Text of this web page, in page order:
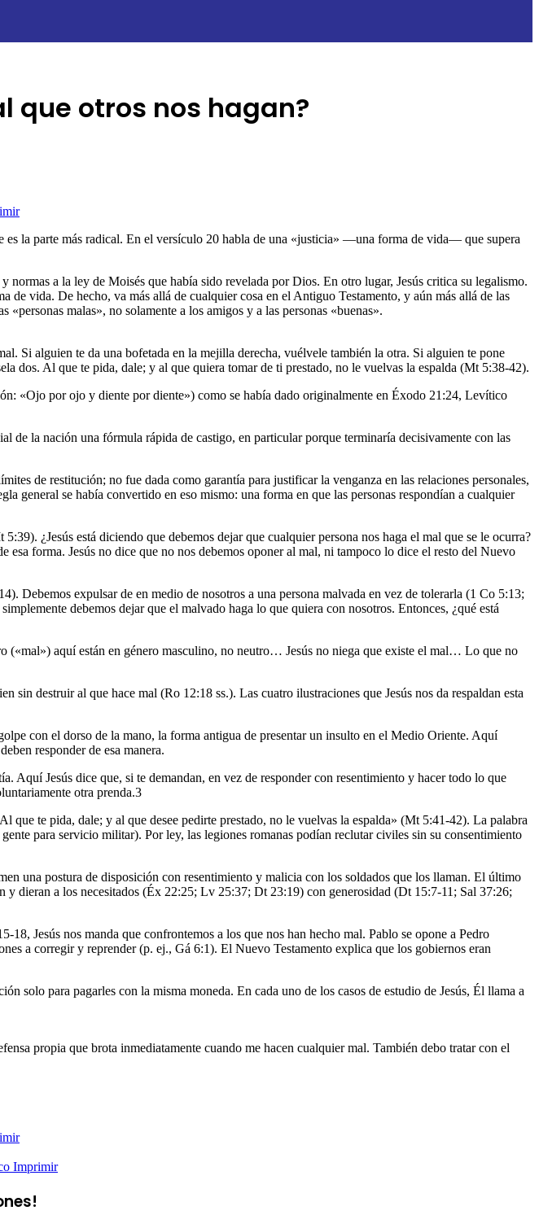
que otros nos hagan?
la parte más radical. En el versículo 20 habla de una «justicia» —una forma de vida— que supera
a la ley de Moisés que había sido revelada por Dios. En otro lugar, Jesús critica su legalismo.
vida. De hecho, va más allá de cualquier cosa en el Antiguo Testamento, y aún más allá de las
malas», no solamente a los amigos y a las personas «buenas».
Si alguien te da una bofetada en la mejilla derecha, vuélvele también la otra. Si alguien te pone
dos. Al que te pida, dale; y al que quiera tomar de ti prestado, no le vuelvas la espalda (Mt 5:38-42).
«Ojo por ojo y diente por diente») como se había dado originalmente en Éxodo 21:24, Levítico
la nación una fórmula rápida de castigo, en particular porque terminaría decisivamente con las
de restitución; no fue dada como garantía para justificar la venganza en las relaciones personales,
general se había convertido en eso mismo: una forma en que las personas respondían a cualquier
¿Jesús está diciendo que debemos dejar que cualquier persona nos haga el mal que se le ocurra?
esa forma. Jesús no dice que no nos debemos oponer al mal, ni tampoco lo dice el resto del Nuevo
Debemos expulsar de en medio de nosotros a una persona malvada en vez de tolerarla (1 Co 5:13;
debemos dejar que el malvado haga lo que quiera con nosotros. Entonces, ¿qué está
(«mal») aquí están en género masculino, no neutro… Jesús no niega que existe el mal… Lo que no
sin destruir al que hace mal (Ro 12:18 ss.). Las cuatro ilustraciones que Jesús nos da respaldan esta
con el dorso de la mano, la forma antigua de presentar un insulto en el Medio Oriente. Aquí
responder de esa manera.
Aquí Jesús dice que, si te demandan, en vez de responder con resentimiento y hacer todo lo que
otra prenda.3
te pida, dale; y al que desee pedirte prestado, no le vuelvas la espalda» (Mt 5:41-42). La palabra
para servicio militar). Por ley, las legiones romanas podían reclutar civiles sin su consentimiento
una postura de disposición con resentimiento y malicia con los soldados que los llaman. El último
y dieran a los necesitados (Éx 22:25; Lv 25:37; Dt 23:19) con generosidad (Dt 15:7-11; Sal 37:26;
Jesús nos manda que confrontemos a los que nos han hecho mal. Pablo se opone a Pedro
a corregir y reprender (p. ej., Gá 6:1). El Nuevo Testamento explica que los gobiernos eran
solo para pagarles con la misma moneda. En cada uno de los casos de estudio de Jesús, Él llama a
propia que brota inmediatamente cuando me hacen cualquier mal. También debo tratar con el
Imprimir